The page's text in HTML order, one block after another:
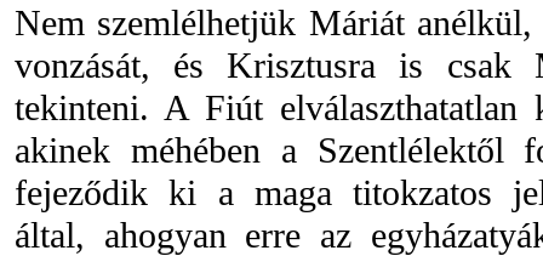
Nem szemlélhetjük Máriát
vonzását, és Krisztusra is csak
tekinteni. A Fiút elválaszthatatlan
akinek méhében a Szentlélektől
fejeződik ki a maga titokzatos
által, ahogyan erre az